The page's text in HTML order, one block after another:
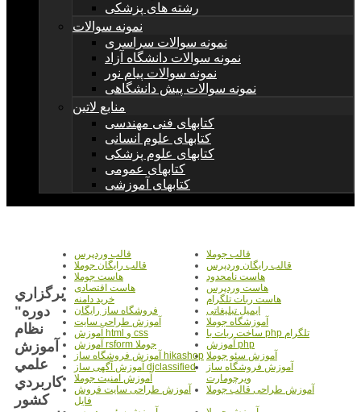
رشته های پزشکی
نمونه سوالات
نمونه سوالات سراسری
نمونه سوالات دانشگاه آزاد
نمونه سوالات پیام نور
نمونه سوالات پیش دانشگاهی
منابع لاتین
کتابهای فنی مهندسی
کتابهای علوم انسانی
کتابهای علوم پزشکی
کتابهای عمومی
کتابهای آموزشی
قالب جوملا
قالب وردپرس
قالب رایگان وردپرس
قالب رایگان جوملا
هاست نامحدود
هاست جوملا
هاست وردپرس
هاست اقتصادی
هاست ربات تلگرام
خرید دامنه
ایمیل تبلیغاتی
فروشگاه ساز رایگان
آموزشگاه جوملا
آموزش طراحی سایت
ساخت ربات با php تلگرام
آموزش html و css
آموزش php
آموزش rsform جوملا
آموزش سئو جوملا آموزش فروشگاه ساز hikashop
آموزش فروشگاه ساز
ویرچومارت
آموزش آگهی ساز djclassified
آموزش امنیت جوملا
آموزش طراحی قالب جوملا
آموزش طراحی سایت فروش
فایل
برگزاري
دوره"
نظام
آموزش
علمي
كاربردي
كشور